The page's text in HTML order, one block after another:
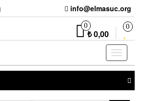
info@elmasuc.org
0
₺ 0,00
0
Toggle